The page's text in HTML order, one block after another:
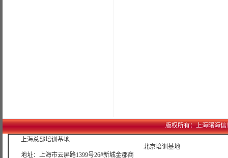
版权所有：上海曙海信
上海总部培训基地
地址：上海市云屏路1399号26#新城金郡商
北京培训基地